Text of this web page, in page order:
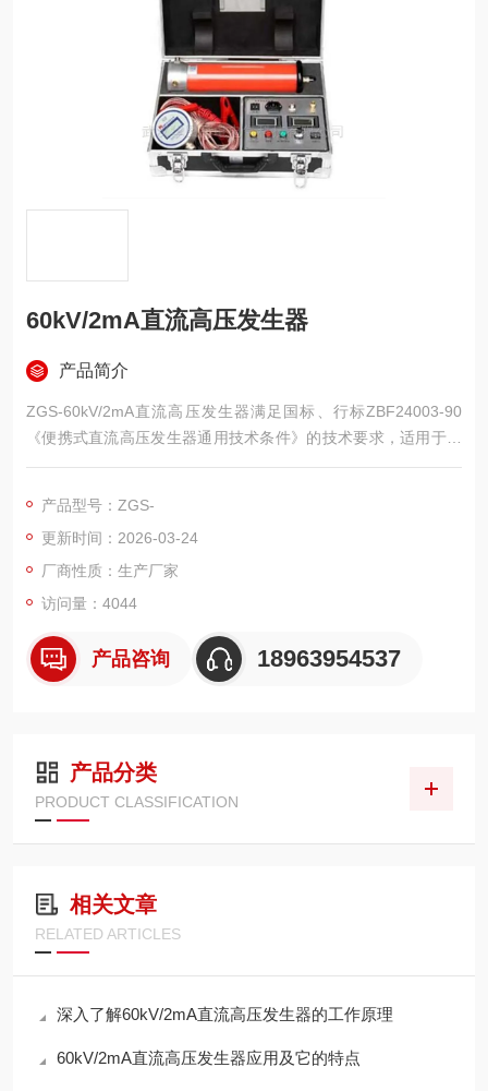
60kV/2mA直流高压发生器
产品简介
ZGS-60kV/2mA直流高压发生器满足国标、行标ZBF24003-90
《便携式直流高压发生器通用技术条件》的技术要求，适用于电
力部门各种高压电器的现场试验,氧化锌避雷器、电力电缆直流耐
产品型号：ZGS-
更新时间：2026-03-24
厂商性质：生产厂家
访问量：4044
产品咨询 18963954537
产品分类
PRODUCT CLASSIFICATION
相关文章
RELATED ARTICLES
深入了解60kV/2mA直流高压发生器的工作原理
60kV/2mA直流高压发生器应用及它的特点